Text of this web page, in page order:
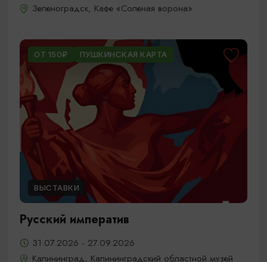
Зеленоградск, Кафе «Соленая ворона»
ОТ 150₽ ПУШКИНСКАЯ КАРТА
ВЫСТАВКИ
Русский императив
31.07.2026 - 27.09.2026
Калининград, Калининградский областной музей